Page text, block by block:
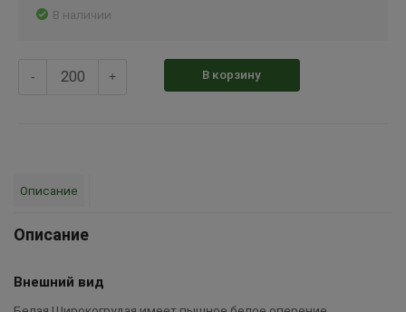
В наличии
- + В корзину
Описание
Описание
Внешний вид